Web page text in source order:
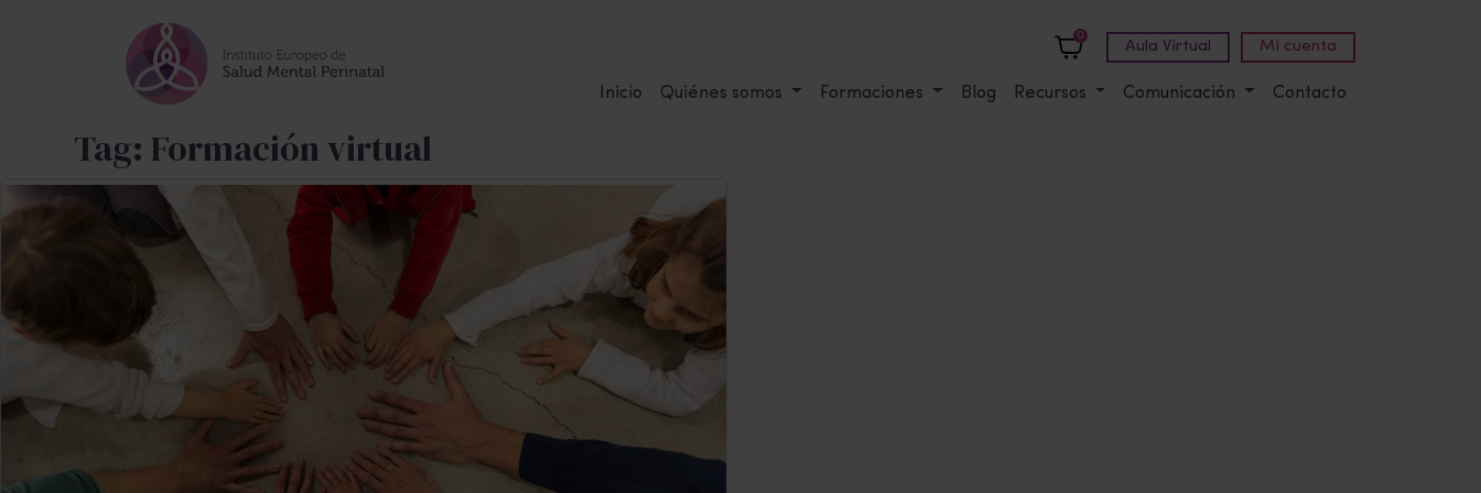
0
Aula Virtual Mi cuenta
Inicio Quiénes somos Formaciones Blog Recursos Comunicación Contacto
Tag: Formación virtual